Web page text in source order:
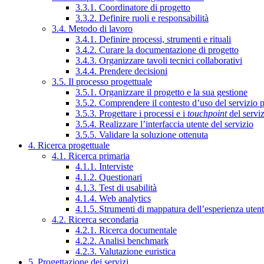
3.3.1. Coordinatore di progetto
3.3.2. Definire ruoli e responsabilità
3.4. Metodo di lavoro
3.4.1. Definire processi, strumenti e rituali
3.4.2. Curare la documentazione di progetto
3.4.3. Organizzare tavoli tecnici collaborativi
3.4.4. Prendere decisioni
3.5. Il processo progettuale
3.5.1. Organizzare il progetto e la sua gestione
3.5.2. Comprendere il contesto d’uso del servizio
3.5.3. Progettare i processi e i touchpointdel
3.5.4. Realizzare l’interfaccia utente del servizio
3.5.5. Validare la soluzione ottenuta
4. Ricerca progettuale
4.1. Ricerca primaria
4.1.1. Interviste
4.1.2. Questionari
4.1.3. Test di usabilità
4.1.4. Web analytics
4.1.5. Strumenti di mappatura dell’esperienza
4.2. Ricerca secondaria
4.2.1. Ricerca documentale
4.2.2. Analisi benchmark
4.2.3. Valutazione euristica
5. Progettazione dei servizi